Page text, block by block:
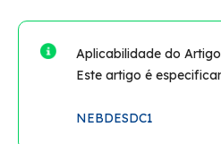
produz
Nebulizador Ultraneb
Aplicabilidade do Artigo
Este artigo é
NEBDESDC1